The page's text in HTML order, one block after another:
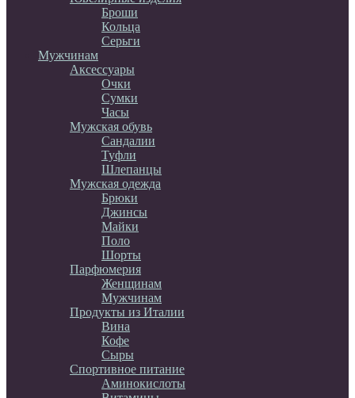
Броши
Кольца
Серьги
Мужчинам
Аксессуары
Очки
Сумки
Часы
Мужская обувь
Сандалии
Туфли
Шлепанцы
Мужская одежда
Брюки
Джинсы
Майки
Поло
Шорты
Парфюмерия
Женщинам
Мужчинам
Продукты из Италии
Вина
Кофе
Сыры
Спортивное питание
Аминокислоты